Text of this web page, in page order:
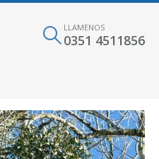
LLAMENOS
0351 4511856